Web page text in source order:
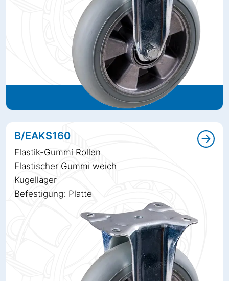
B/EAKS160
Elastik-Gummi Rollen
Elastischer Gummi weich
Kugellager
Befestigung: Platte